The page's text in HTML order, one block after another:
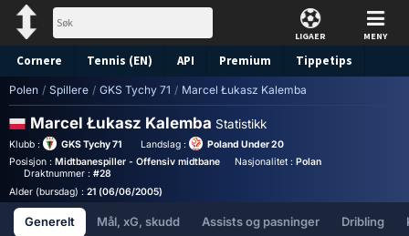
LIGAER MENY
Cornere Tennis (EN) API Premium Tippetips
Polen / Spillere / GKS Tychy 71 / Marcel Łukasz Kalemba
Marcel Łukasz Kalemba Statistikk
Klubb : GKS Tychy 71 Landslag :
Poland Under 20
Posisjon : Midtbanespiller - Offensiv midtbane Nasjonalitet : Poland
Draktnummer : #28
Alder (bursdag) : 21 (06/06/2005)
Generelt Mål, xG, skudd Assists og pasninger Dribling